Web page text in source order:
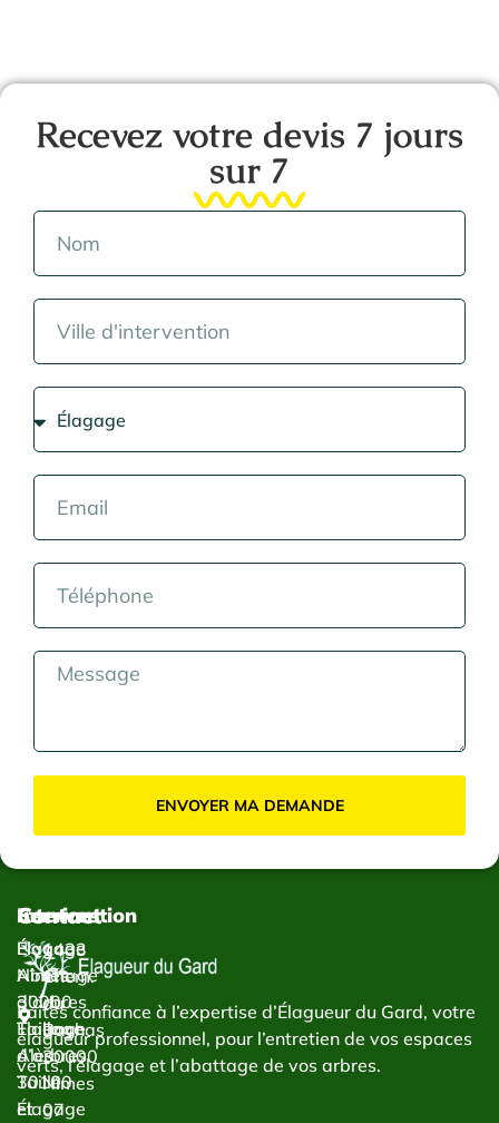
Recevez votre devis 7 jours
sur 7
ENVOYER MA DEMANDE
Faites confiance à l’expertise d’Élagueur du Gard, votre
élagueur professionnel, pour l’entretien de vos espaces
verts, l’élagage et l’abattage de vos arbres.
Services
Élagage
Abattage
d’arbres
Taillage
d’arbres
Taille
et
Intervention
Élagage
Nîmes
30000
Élagage
Alès
30100
Élagage
Contact
1433
Chem.
du
Bachas
30000
Nîmes
07